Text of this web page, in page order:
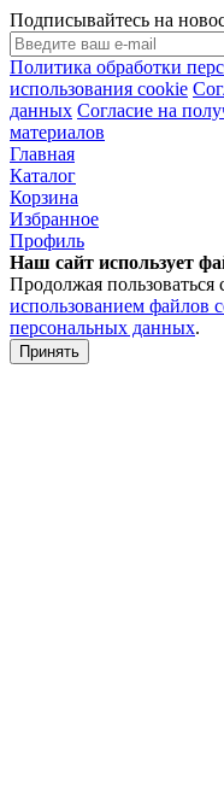
Подписывайтесь на
Политика обработки
использования cookie
данных Согласие на
материалов
Главная
Каталог
Корзина
Избранное
Профиль
Наш сайт использует
Продолжая пользоваться
использованием файлов
персональных данных.
Принять